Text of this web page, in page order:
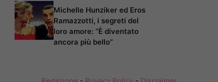
Michelle Hunziker ed Eros
Ramazzotti, i segreti del
loro amore: “È diventato
ancora più bello”